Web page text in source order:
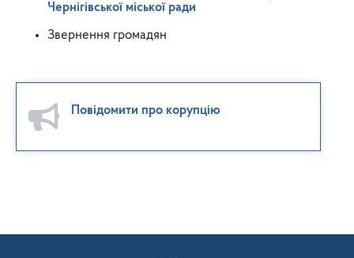
Чернігівської міської ради
Звернення громадян
Повідомити про корупцію